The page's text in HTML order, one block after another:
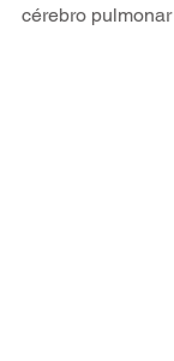
cérebro pulmonar